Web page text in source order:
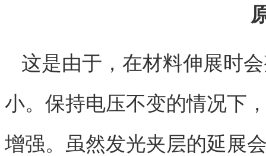
这是由于，在材料伸展时
小。保持电压不变的情况下
增强。虽然发光夹层的延展